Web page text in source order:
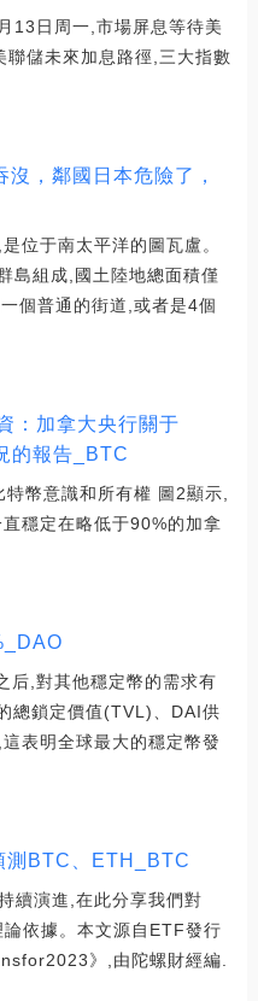
13日周一,市場屏息等待美
聯儲未來加息路徑,三大指數
，鄰國日本危險了，
位于南太平洋的圖瓦盧。
島組成,國土陸地總面積僅
個普通的街道,或者是4個
：加拿大央行關于
的報告_BTC
幣意識和所有權 圖2顯示,
穩定在略低于90%的加拿
后,對其他穩定幣的需求有
總鎖定價值(TVL)、DAI供
表明全球最大的穩定幣發
測BTC、ETH_BTC
續演進,在此分享我們對
依據。本文源自ETF發行
》,由陀螺財經編.